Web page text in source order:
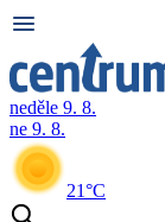
neděle 9. 8.
ne 9. 8.
21°C